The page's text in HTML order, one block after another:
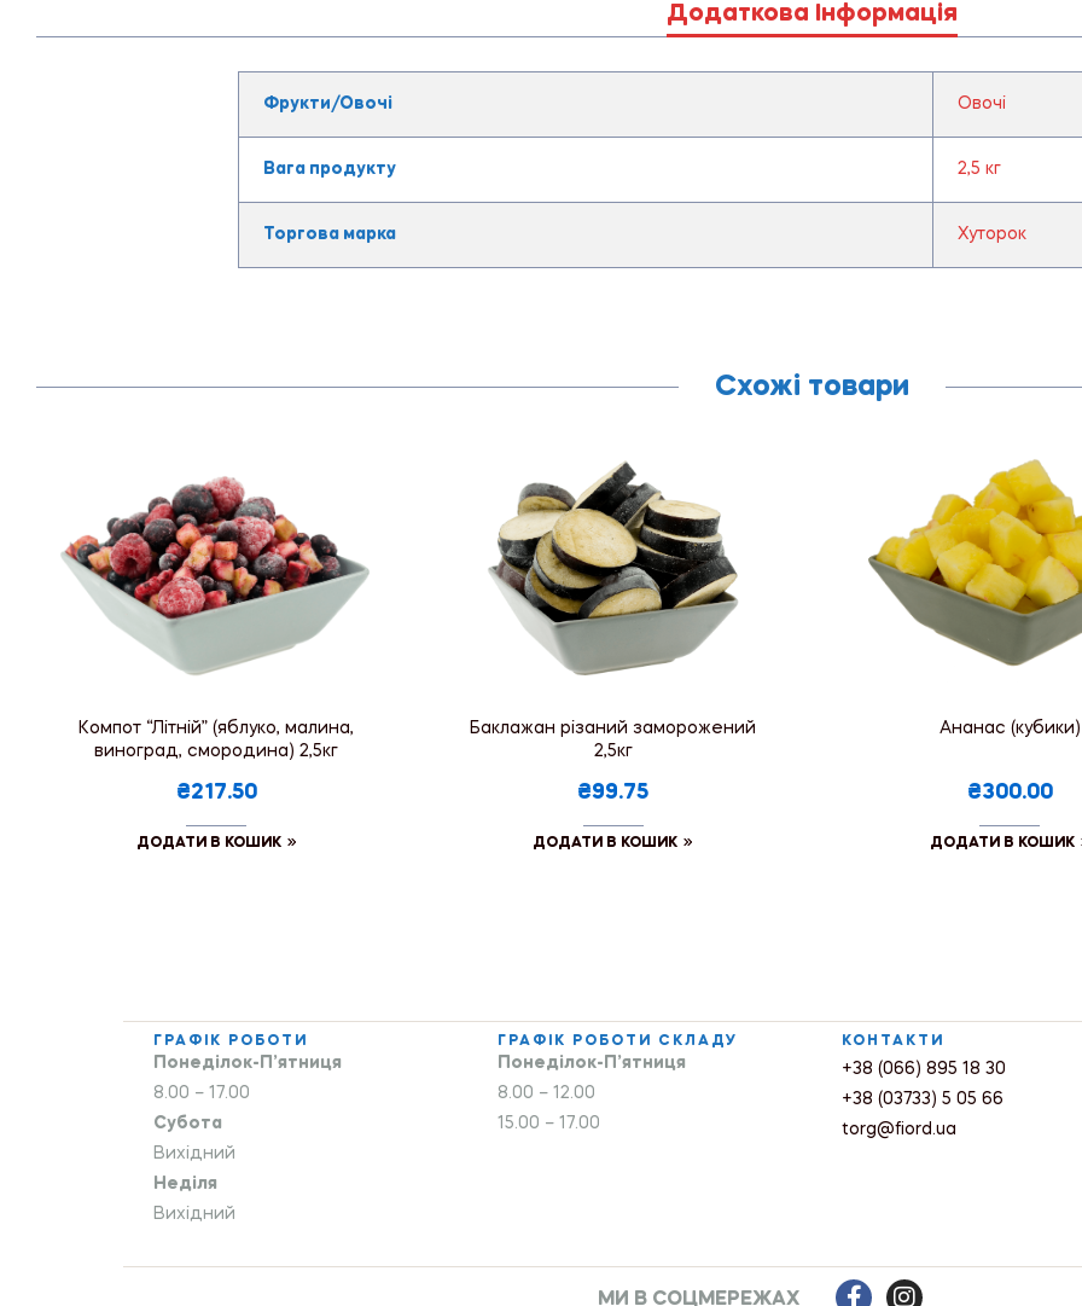
Додаткова Інформація
Фрукти/Овочі Овочі
Вага продукту 2,5 кг
Торгова марка Хуторок
Схожі товари
Компот “Літній” (яблуко, малина,
виноград, смородина) 2,5кг
₴217.50
ДОДАТИ В КОШИК
Баклажан різаний заморожений
2,5кг
₴99.75
ДОДАТИ В КОШИК
Ананас (кубики)
₴300.00
ДОДАТИ В КОШИК
ГРАФІК РОБОТИ
Понеділок-П’ятниця
8.00 – 17.00
Субота
Вихідний
Неділя
Вихідний
ГРАФІК РОБОТИ СКЛАДУ
Понеділок-П’ятниця
8.00 – 12.00
15.00 – 17.00
КОНТАКТИ
+38 (066) 895 18 30
+38 (03733) 5 05 66
torg@fiord.ua
МИ В СОЦМЕРЕЖАХ